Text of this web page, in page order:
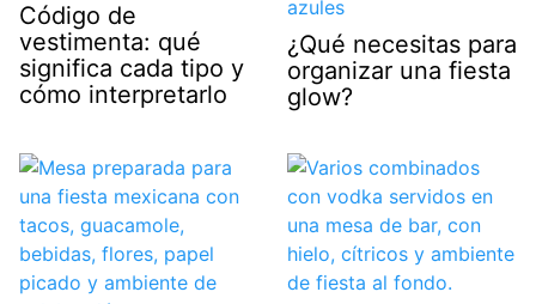
Código de
vestimenta: qué
significa cada tipo y
cómo interpretarlo
¿Qué necesitas para
organizar una fiesta
glow?